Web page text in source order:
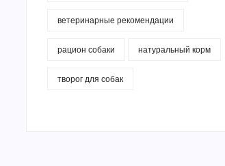
ветеринарные рекомендации
рацион собаки натуральный корм
творог для собак